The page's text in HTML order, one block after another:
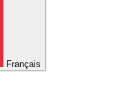
Français